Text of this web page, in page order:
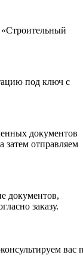
«Строительный
под ключ с
документов
затем отправляем
документов,
заказу.
вас